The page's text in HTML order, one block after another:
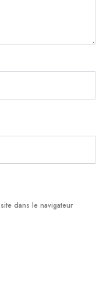
dans le navigateur